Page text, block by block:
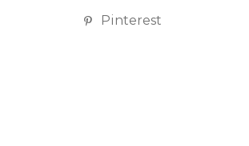
Pinterest